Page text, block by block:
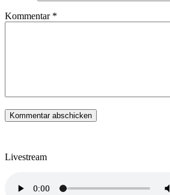
Kommentar *
Livestream